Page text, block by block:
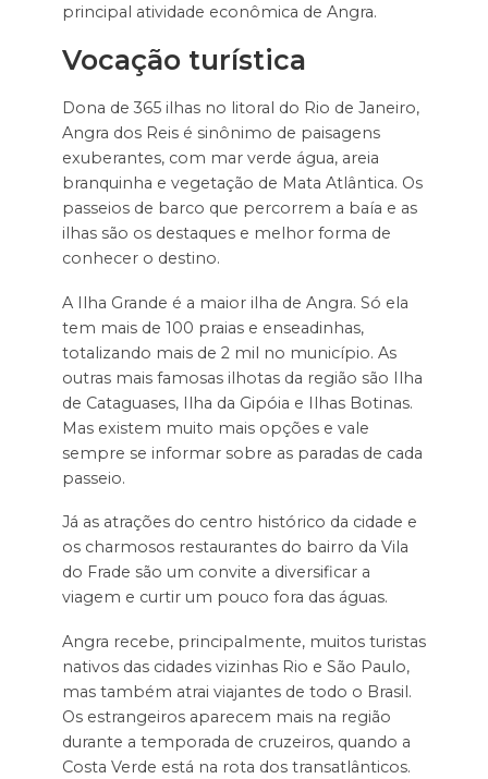
principal atividade econômica de Angra.
Vocação turística
Dona de 365 ilhas no litoral do Rio de Janeiro,
Angra dos Reis é sinônimo de paisagens
exuberantes, com mar verde água, areia
branquinha e vegetação de Mata Atlântica. Os
passeios de barco que percorrem a baía e as
ilhas são os destaques e melhor forma de
conhecer o destino.
A Ilha Grande é a maior ilha de Angra. Só ela
tem mais de 100 praias e enseadinhas,
totalizando mais de 2 mil no município. As
outras mais famosas ilhotas da região são Ilha
de Cataguases, Ilha da Gipóia e Ilhas Botinas.
Mas existem muito mais opções e vale
sempre se informar sobre as paradas de cada
passeio.
Já as atrações do centro histórico da cidade e
os charmosos restaurantes do bairro da Vila
do Frade são um convite a diversificar a
viagem e curtir um pouco fora das águas.
Angra recebe, principalmente, muitos turistas
nativos das cidades vizinhas Rio e São Paulo,
mas também atrai viajantes de todo o Brasil.
Os estrangeiros aparecem mais na região
durante a temporada de cruzeiros, quando a
Costa Verde está na rota dos transatlânticos.